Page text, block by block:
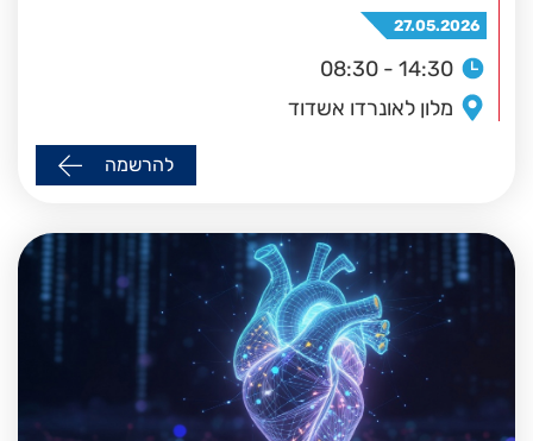
27.05.2026
08:30 - 14:30
מלון לאונרדו אשדוד
להרשמה